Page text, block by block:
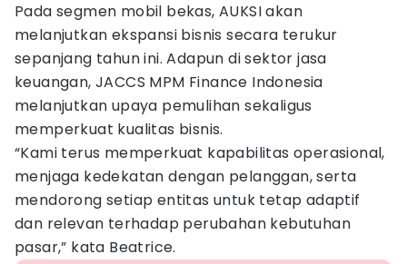
Pada segmen mobil bekas, AUKSI akan
melanjutkan ekspansi bisnis secara terukur
sepanjang tahun ini. Adapun di sektor jasa
keuangan, JACCS MPM Finance Indonesia
melanjutkan upaya pemulihan sekaligus
memperkuat kualitas bisnis.
“Kami terus memperkuat kapabilitas operasional,
menjaga kedekatan dengan pelanggan, serta
mendorong setiap entitas untuk tetap adaptif
dan relevan terhadap perubahan kebutuhan
pasar,” kata Beatrice.